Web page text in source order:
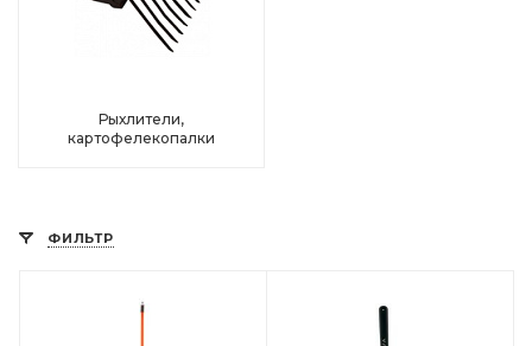
Рыхлители,
картофелекопалки
ФИЛЬТР